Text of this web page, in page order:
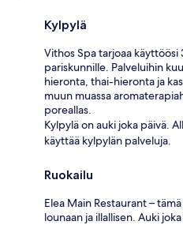
Kylpylä
Vithos Spa tarjoaa
pariskunnille. Palveluihin
hieronta, thai-hieronta ja
muun muassa
poreallas.
Kylpylä on auki joka päivä.
käyttää kylpylän palveluja.
Ruokailu
Elea Main Restaurant –
lounaan ja illallisen. Auki